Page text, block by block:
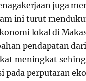
juga
ini turut
lokal di
pendapatan dari
meningkat
pada perputaran